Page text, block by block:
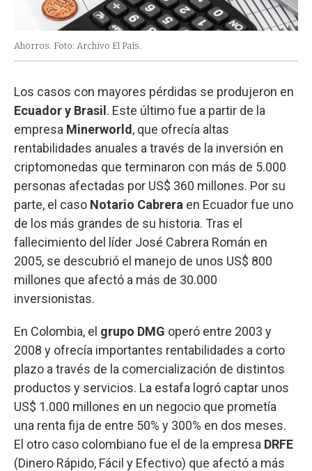
Ahorros. Foto: Archivo El País.
Los casos con mayores pérdidas se produjeron en
Ecuador y Brasil. Este último fue a partir de la
empresa Minerworld, que ofrecía altas
rentabilidades anuales a través de la inversión en
criptomonedas que terminaron con más de 5.000
personas afectadas por US$ 360 millones. Por su
parte, el caso Notario Cabrera en Ecuador fue uno
de los más grandes de su historia. Tras el
fallecimiento del líder José Cabrera Román en
2005, se descubrió el manejo de unos US$ 800
millones que afectó a más de 30.000
inversionistas.
En Colombia, el grupo DMG operó entre 2003 y
2008 y ofrecía importantes rentabilidades a corto
plazo a través de la comercialización de distintos
productos y servicios. La estafa logró captar unos
US$ 1.000 millones en un negocio que prometía
una renta fija de entre 50% y 300% en dos meses.
El otro caso colombiano fue el de la empresa DRFE
(Dinero Rápido, Fácil y Efectivo) que afectó a más